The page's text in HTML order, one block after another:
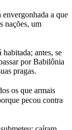
a que
nações, um
antes, se
por Babilônia
pragas.
os que armais
pecou contra